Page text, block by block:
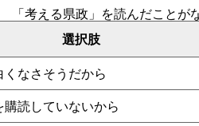
「考える県政」を読んだことが
選択肢
なさそうだから
読していないから